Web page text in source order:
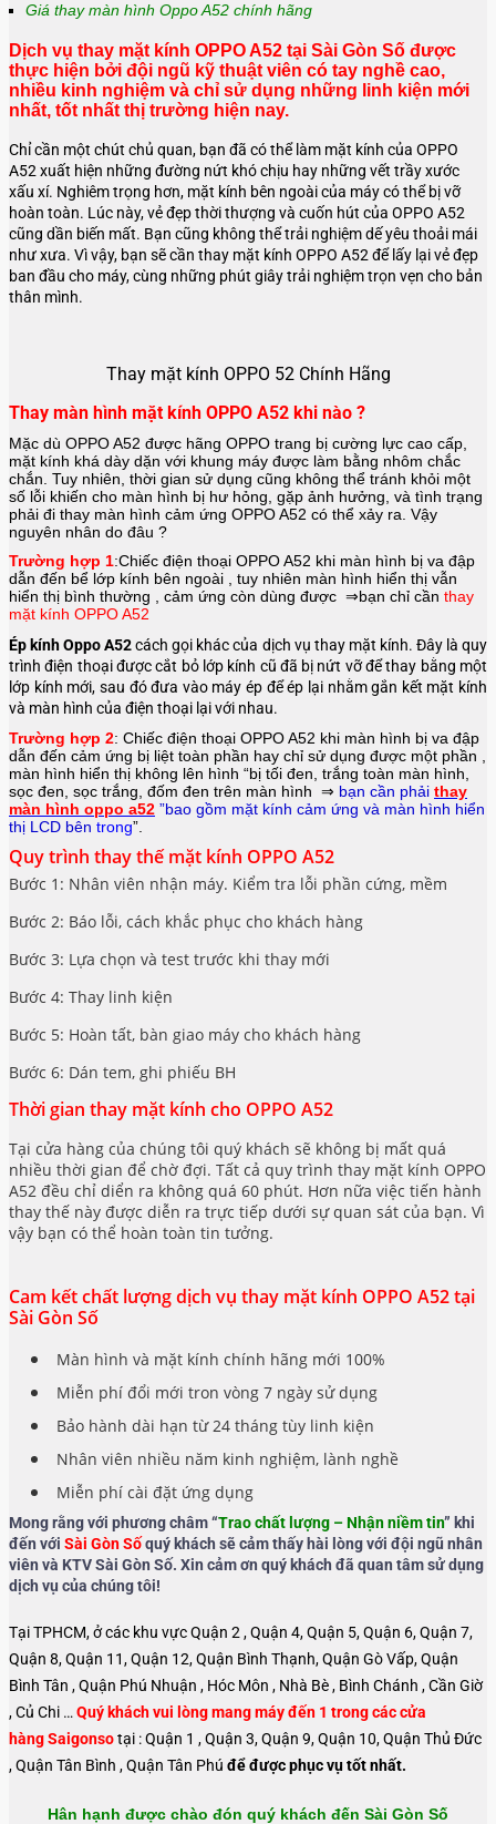
Giá thay màn hình Oppo A52 chính hãng
Dịch vụ thay mặt kính OPPO A52 tại Sài Gòn Số được
thực hiện bởi đội ngũ kỹ thuật viên có tay nghề cao,
nhiều kinh nghiệm và chỉ sử dụng những linh kiện mới
nhất, tốt nhất thị trường hiện nay.
Chỉ cần một chút chủ quan, bạn đã có thể làm mặt kính của OPPO
A52 xuất hiện những đường nứt khó chịu hay những vết trầy xước
xấu xí. Nghiêm trọng hơn, mặt kính bên ngoài của máy có thể bị vỡ
hoàn toàn. Lúc này, vẻ đẹp thời thượng và cuốn hút của OPPO A52
cũng dần biến mất. Bạn cũng không thể trải nghiệm dế yêu thoải mái
như xưa. Vì vậy, bạn sẽ cần thay mặt kính OPPO A52để lấy lại vẻ đẹp
ban đầu cho máy, cùng những phút giây trải nghiệm trọn vẹn cho bản
thân mình.
Thay mặt kính OPPO 52 Chính Hãng
Thay màn hình mặt kính OPPO A52 khi nào ?
Mặc dù OPPO A52 được hãng OPPO trang bị cường lực cao cấp,
mặt kính khá dày dặn với khung máy được làm bằng nhôm chắc
chắn. Tuy nhiên, thời gian sử dụng cũng không thể tránh khỏi một
số lỗi khiến cho màn hình bị hư hỏng, gặp ảnh hưởng, và tình trạng
phải đi thay màn hình cảm ứng OPPO A52 có thể xảy ra. Vậy
nguyên nhân do đâu ?
Trường hợp 1:Chiếc điện thoại OPPO A52 khi màn hình bị va đập
dẫn đến bể lớp kính bên ngoài , tuy nhiên màn hình hiển thị vẫn
hiển thị bình thường , cảm ứng còn dùng được ⇒bạn chỉ cần thay
mặt kính OPPO A52
Ép kính Oppo A52cách gọi khác của dịch vụ thay mặt kính. Đây là quy
trình điện thoại được cắt bỏ lớp kính cũ đã bị nứt vỡ để thay bằng một
lớp kính mới, sau đó đưa vào máy ép để ép lại nhằm gắn kết mặt kính
và màn hình của điện thoại lại với nhau.
Trường hợp 2: Chiếc điện thoại OPPO A52 khi màn hình bị va đập
dẫn đến cảm ứng bị liệt toàn phần hay chỉ sử dụng được một phần ,
màn hình hiển thị không lên hình “bị tối đen, trắng toàn màn hình,
sọc đen, sọc trắng, đốm đen trên màn hình ⇒ bạn cần phải thay
màn hình oppo a52 ”bao gồm mặt kính cảm ứng và màn hình hiển
thị LCD bên trong”.
Quy trình thay thế mặt kính OPPO A52
Bước 1: Nhân viên nhận máy. Kiểm tra lỗi phần cứng, mềm
Bước 2: Báo lỗi, cách khắc phục cho khách hàng
Bước 3: Lựa chọn và test trước khi thay mới
Bước 4: Thay linh kiện
Bước 5: Hoàn tất, bàn giao máy cho khách hàng
Bước 6: Dán tem, ghi phiếu BH
Thời gian thay mặt kính cho OPPO A52
Tại cửa hàng của chúng tôi quý khách sẽ không bị mất quá
nhiều thời gian để chờ đợi. Tất cả quy trình thay mặt kính OPPO
A52 đều chỉ diển ra không quá 60 phút. Hơn nữa việc tiến hành
thay thế này được diễn ra trực tiếp dưới sự quan sát của bạn. Vì
vậy bạn có thể hoàn toàn tin tưởng.
Cam kết chất lượng dịch vụ thay mặt kính OPPO A52 tại
Sài Gòn Số
Màn hình và mặt kính chính hãng mới 100%
Miễn phí đổi mới tron vòng 7 ngày sử dụng
Bảo hành dài hạn từ 24 tháng tùy linh kiện
Nhân viên nhiều năm kinh nghiệm, lành nghề
Miễn phí cài đặt ứng dụng
Mong rằng với phương châm “Trao chất lượng – Nhận niềm tin” khi
đến với Sài Gòn Sốquý khách sẽ cảm thấy hài lòng với đội ngũ nhân
viên và KTV Sài Gòn Số. Xin cảm ơn quý khách đã quan tâm sử dụng
dịch vụ của chúng tôi!
Tại TPHCM, ở các khu vực Quận 2 , Quận 4, Quận 5, Quận 6, Quận 7,
Quận 8, Quận 11, Quận 12, Quận Bình Thạnh, Quận Gò Vấp, Quận
Bình Tân , Quận Phú Nhuận , Hóc Môn , Nhà Bè , Bình Chánh , Cần Giờ
, Củ Chi … Quý khách vui lòng mang máy đến 1 trong các cửa
hàng Saigonsotại : Quận 1 , Quận 3, Quận 9, Quận 10, Quận Thủ Đức
, Quận Tân Bình , Quận Tân Phú để được phục vụ tốt nhất.
Hân hạnh được chào đón quý khách đến Sài Gòn Số